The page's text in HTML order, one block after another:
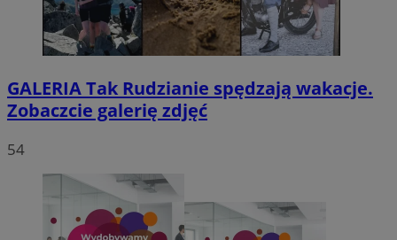
GALERIATak Rudzianie spędzają wakacje.
Zobaczcie galerię zdjęć
54